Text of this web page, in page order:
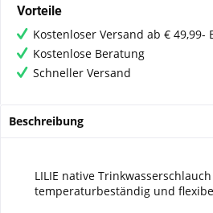
Vorteile
Kostenloser Versand ab € 49,99-
Kostenlose Beratung
Schneller Versand
Beschreibung
LILIE native
temperaturbeständig und